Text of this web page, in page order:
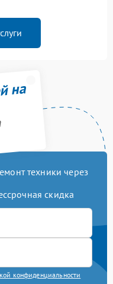
на
техники через
скидка
конфиденциальности